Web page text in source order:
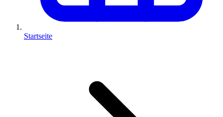
Startseite